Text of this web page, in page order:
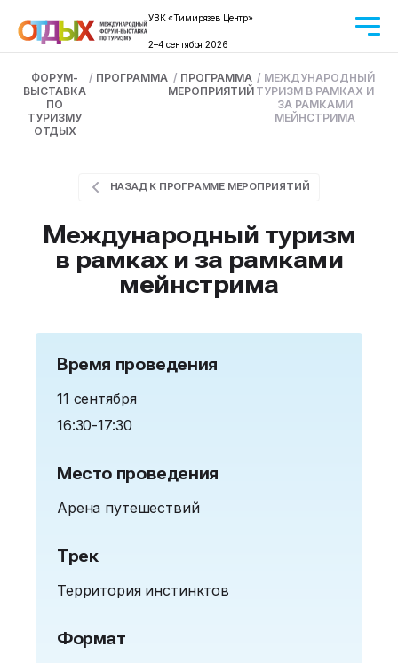
УВК «Тимирязев Центр»
2–4 сентября 2026
ФОРУМ-
ВЫСТАВКА
ПО
ТУРИЗМУ
ОТДЫХ
/ ПРОГРАММА / ПРОГРАММА
МЕРОПРИЯТИЙ
/ МЕЖДУНАРОДНЫЙ
ТУРИЗМ В РАМКАХ И
ЗА РАМКАМИ
МЕЙНСТРИМА
НАЗАД К ПРОГРАММЕ МЕРОПРИЯТИЙ
Международный туризм
в рамках и за рамками
мейнстрима
Время проведения
11 сентября
16:30-17:30
Место проведения
Арена путешествий
Трек
Территория инстинктов
Формат